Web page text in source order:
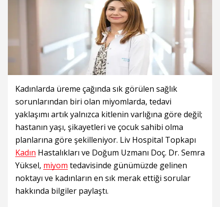
Kadınlarda üreme çağında sık görülen sağlık
sorunlarından biri olan miyomlarda, tedavi
yaklaşımı artık yalnızca kitlenin varlığına göre değil;
hastanın yaşı, şikayetleri ve çocuk sahibi olma
planlarına göre şekilleniyor. Liv Hospital Topkapı
Kadın Hastalıkları ve Doğum Uzmanı Doç. Dr. Semra
Yüksel, miyom tedavisinde günümüzde gelinen
noktayı ve kadınların en sık merak ettiği sorular
hakkında bilgiler paylaştı.